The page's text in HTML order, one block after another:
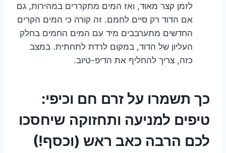
לזמן קצר מאוד, ואז המים מתקררים במהירות, גם
אם הדוד רק סיים לחמם. זה קורה כי המים הקרים
החדשים מתערבבים מיד עם המים החמים בחלק
העליון של הדוד, במקום לרדת לתחתית. במצב
כזה, צריך להחליף את הדיפ-טיוב.
כך תשמרו על זרם חם וכיפי:
טיפים למניעה ותחזוקה שיחסכו
לכם הרבה כאב ראש (וכסף!)